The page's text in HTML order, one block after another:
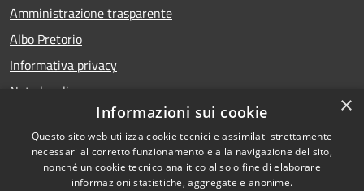
Amministrazione trasparente
Albo Pretorio
Informativa privacy
Note legali
Dichiarazione di accessibilità
×
Informazioni sui cookie
Questo sito web utilizza cookie tecnici e assimilati strettamente
necessari al corretto funzionamento e alla navigazione del sito,
nonché un cookie tecnico analitico al solo fine di elaborare
informazioni statistiche, aggregate e anonime.